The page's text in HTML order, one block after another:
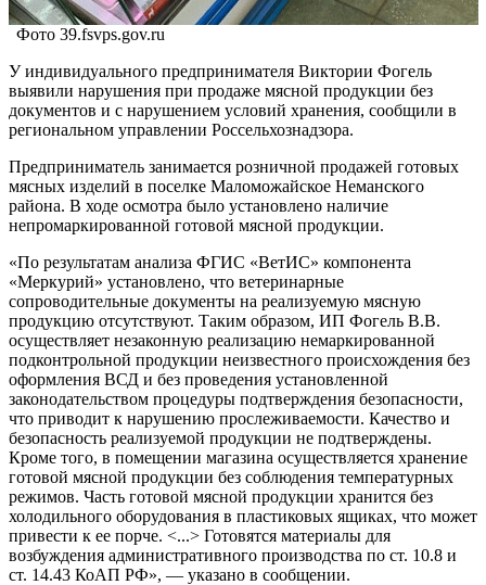
Фото 39.fsvps.gov.ru
У индивидуального предпринимателя Виктории Фогель
выявили нарушения при продаже мясной продукции без
документов и с нарушением условий хранения, сообщили в
региональном управлении Россельхознадзора.
Предприниматель занимается розничной продажей готовых
мясных изделий в поселке Маломожайское Неманского
района. В ходе осмотра было установлено наличие
непромаркированной готовой мясной продукции.
«По результатам анализа ФГИС «ВетИС» компонента
«Меркурий» установлено, что ветеринарные
сопроводительные документы на реализуемую мясную
продукцию отсутствуют. Таким образом, ИП Фогель В.В.
осуществляет незаконную реализацию немаркированной
подконтрольной продукции неизвестного происхождения без
оформления ВСД и без проведения установленной
законодательством процедуры подтверждения безопасности,
что приводит к нарушению прослеживаемости. Качество и
безопасность реализуемой продукции не подтверждены.
Кроме того, в помещении магазина осуществляется хранение
готовой мясной продукции без соблюдения температурных
режимов. Часть готовой мясной продукции хранится без
холодильного оборудования в пластиковых ящиках, что может
привести к ее порче. <...> Готовятся материалы для
возбуждения административного производства по ст. 10.8 и
ст. 14.43 КоАП РФ», — указано в сообщении.